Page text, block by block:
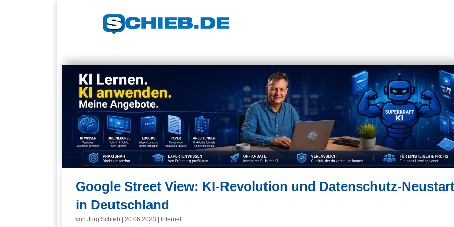
Google Street View: KI-Revolution und Datenschutz-
in Deutschland
von Jörg Schieb 20.06.2023 Internet